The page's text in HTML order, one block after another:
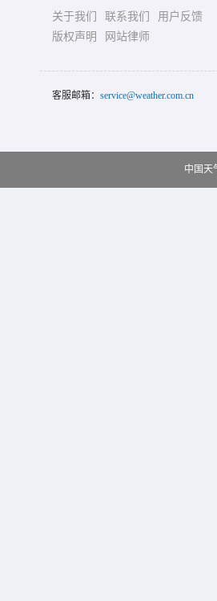
关于我们 联系我们
用户反馈
版权声明
网站律师
客服邮箱： service@weather.com.cn
中国